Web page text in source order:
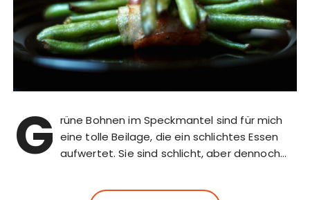
G rüne Bohnen im Speckmantel sind für mich
eine tolle Beilage, die ein schlichtes Essen
aufwertet. Sie sind schlicht, aber dennoch…